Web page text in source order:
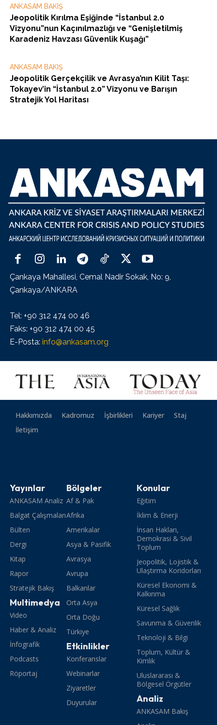
ANKASAM BAKIŞ
Jeopolitik Kırılma Eşiğinde “İstanbul 2.0
Vizyonu”nun Kaçınılmazlığı ve “Genişletilmiş
Karadeniz Havzası Güvenlik Kuşağı”
ANKASAM BAKIŞ
Jeopolitik Gerçekçilik ve Avrasya’nın Kilit Taşı:
Tokayev’in “İstanbul 2.0” Vizyonu ve Barışın
Stratejik Yol Haritası
Çankaya Mahallesi, Cemal Nadir Sokak, No: 9,
Çankaya/ANKARA
Tel: +90 312 474 00 46
Faks: +90 312 474 00 45
E-Posta: info@ankasam.org
Hakkımızda Kadromuz İşbirlikleri Kariyer
Staj
İletişim
Yayınlar
ANKASAM Analiz
Balgat Çalışmaları
Bülten
Dergi
Kitap
Rapor
Stratejik Bakış
Multimedya
Video
Haber & Analiz
İnfografik
Podcasts
Röportaj
Bölgeler
Af & Pak
Afrika
Amerikalar
Asya & Pasifik
Avrasya
Avrupa
Balkanlar
Orta Asya
Orta Doğu
Türkiye
Etkinlikler
Konferanslar
Webinarlar
Ziyaretler
Duyurular
Konular
Eğitim
İklim & Enerji
İnsan Hakları,
Demokrasi & Sivil
Toplum
Jeopolitik, Lojistik &
Ulaştırma Koridorları
Küresel Ekonomi &
Kalkınma
Küresel Sağlık
Savunma & Güvenlik
Teknoloji & Bilgi
Toplum, Kültür &
Kimlik
Uluslararası &
Bölgesel Örgütler
Analiz
ANKASAM Bakış